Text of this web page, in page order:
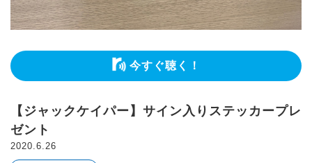
今すぐ聴く！
【ジャックケイパー】サイン入りステッカープレ
ゼント
2020.6.26